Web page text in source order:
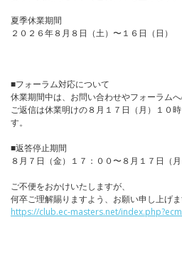
夏季休業期間
２０２６年８月８日（土）〜１６日（日）
■フォーラム対応について
休業期間中は、お問い合わせやフォーラムへ
ご返信は休業明けの８月１７日（月）１０
す。
■返答停止期間
８月７日（金）１７：００〜８月１７日（
ご不便をおかけいたしますが、
何卒ご理解賜りますよう、お願い申し上げま
https://club.ec-masters.net/